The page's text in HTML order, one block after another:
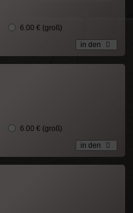
6.00 € (groß)
in den
6.00 € (groß)
in den